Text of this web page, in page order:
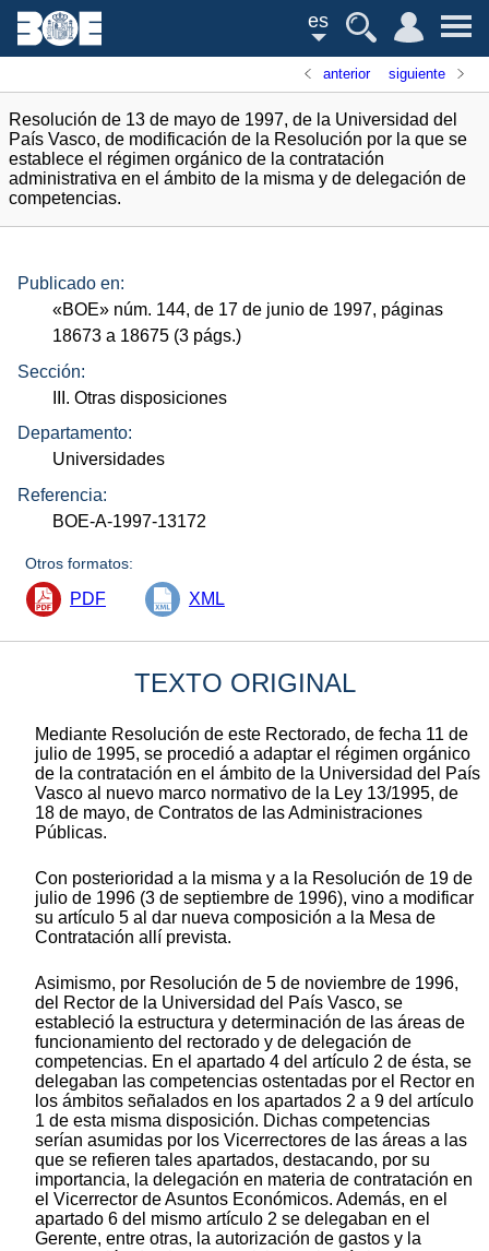
es
anterior siguiente
Resolución de 13 de mayo de 1997, de la Universidad del
País Vasco, de modificación de la Resolución por la que se
establece el régimen orgánico de la contratación
administrativa en el ámbito de la misma y de delegación de
competencias.
Publicado en:
«BOE» núm. 144, de 17 de junio de 1997, páginas
18673 a 18675 (3 págs.)
Sección:
III. Otras disposiciones
Departamento:
Universidades
Referencia:
BOE-A-1997-13172
Otros formatos:
PDF XML
TEXTO ORIGINAL
Mediante Resolución de este Rectorado, de fecha 11 de
julio de 1995, se procedió a adaptar el régimen orgánico
de la contratación en el ámbito de la Universidad del País
Vasco al nuevo marco normativo de la Ley 13/1995, de
18 de mayo, de Contratos de las Administraciones
Públicas.
Con posterioridad a la misma y a la Resolución de 19 de
julio de 1996 (3 de septiembre de 1996), vino a modificar
su artículo 5 al dar nueva composición a la Mesa de
Contratación allí prevista.
Asimismo, por Resolución de 5 de noviembre de 1996,
del Rector de la Universidad del País Vasco, se
estableció la estructura y determinación de las áreas de
funcionamiento del rectorado y de delegación de
competencias. En el apartado 4 del artículo 2 de ésta, se
delegaban las competencias ostentadas por el Rector en
los ámbitos señalados en los apartados 2 a 9 del artículo
1 de esta misma disposición. Dichas competencias
serían asumidas por los Vicerrectores de las áreas a las
que se refieren tales apartados, destacando, por su
importancia, la delegación en materia de contratación en
el Vicerrector de Asuntos Económicos. Además, en el
apartado 6 del mismo artículo 2 se delegaban en el
Gerente, entre otras, la autorización de gastos y la